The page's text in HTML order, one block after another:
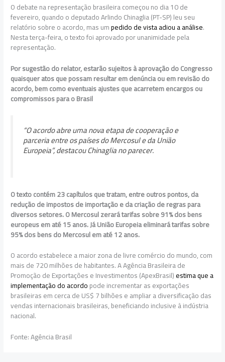
O debate na representação brasileira começou no dia 10 de
fevereiro, quando o deputado Arlindo Chinaglia (PT-SP) leu seu
relatório sobre o acordo, mas umpedido de vista adiou a análise.
Nesta terça-feira, o texto foi aprovado por unanimidade pela
representação.
Por sugestão do relator, estarão sujeitos à aprovação do Congresso
quaisquer atos que possam resultar em denúncia ou em revisão do
acordo, bem como eventuais ajustes que acarretem encargos ou
compromissos para o Brasil
“O acordo abre uma nova etapa de cooperação e
parceria entre os países do Mercosul e da União
Europeia”, destacou Chinaglia no parecer.
O texto contém 23 capítulos que tratam, entre outros pontos, da
redução de impostos de importação e da criação de regras para
diversos setores. O Mercosul zerará tarifas sobre 91% dos bens
europeus em até 15 anos. Já União Europeia eliminará tarifas sobre
95% dos bens do Mercosul em até 12 anos.
O acordo estabelece a maior zona de livre comércio do mundo, com
mais de 720 milhões de habitantes. A Agência Brasileira de
Promoção de Exportações e Investimentos (ApexBrasil)estima que a
implementação do acordopode incrementar as exportações
brasileiras em cerca de US$ 7 bilhões e ampliar a diversificação das
vendas internacionais brasileiras, beneficiando inclusive à indústria
nacional.
Fonte: Agência Brasil